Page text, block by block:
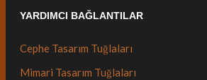
YARDIMCI BAĞLANTILAR
Cephe Tasarım Tuğlaları
Mimari Tasarım Tuğlaları